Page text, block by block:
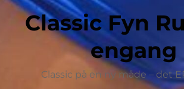
Classic Fyn
engang
Classic på en ny måde – det